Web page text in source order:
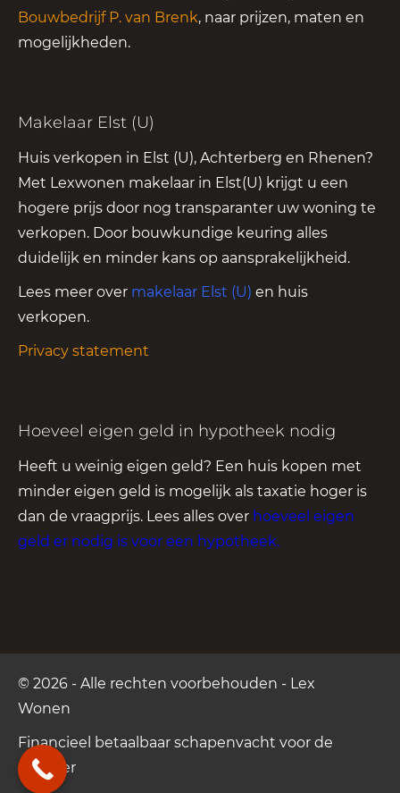
Bouwbedrijf P. van Brenk, naar prijzen, maten en
mogelijkheden.
Makelaar Elst (U)
Huis verkopen in Elst (U), Achterberg en Rhenen?
Met Lexwonen makelaar in Elst(U) krijgt u een
hogere prijs door nog transparanter uw woning te
verkopen. Door bouwkundige keuring alles
duidelijk en minder kans op aansprakelijkheid.
Lees meer over makelaar Elst (U) en huis
verkopen.
Privacy statement
Hoeveel eigen geld in hypotheek nodig
Heeft u weinig eigen geld? Een huis kopen met
minder eigen geld is mogelijk als taxatie hoger is
dan de vraagprijs. Lees alles over hoeveel eigen
geld er nodig is voor een hypotheek.
© 2026 - Alle rechten voorbehouden - Lex
Wonen
Financieel betaalbaar schapenvacht voor de
Camper